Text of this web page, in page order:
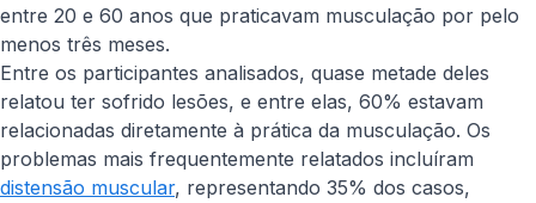
entre 20 e 60 anos que praticavam musculação por pelo
menos três meses.
Entre os participantes analisados, quase metade deles
relatou ter sofrido lesões, e entre elas, 60% estavam
relacionadas diretamente à prática da musculação. Os
problemas mais frequentemente relatados incluíram
distensão muscular, representando 35% dos casos,